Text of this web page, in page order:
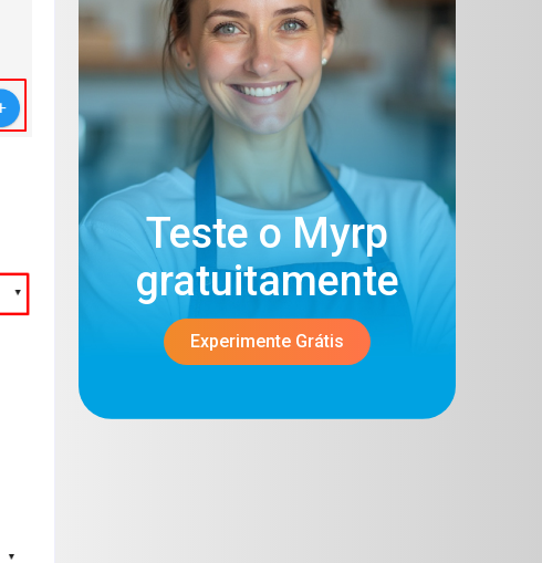
Teste o Myrp
gratuitamente​
Experimente Grátis